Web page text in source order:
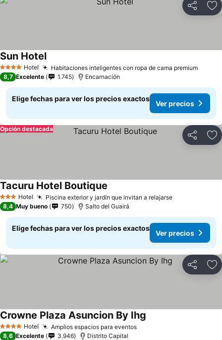
Compartir
4 EstrellasHotel Habitaciones inteligentes con ropa de cama premium
Sun Hotel
8,7 Excelente 1.745 Encarnación
Elige fechas para ver los precios exactos
Ver precios
Compartir
Opción destacada
3 Estrellas
Hotel Piscina exterior y jardín que invitan a relajarse
Tacuru Hotel Boutique
8,4 Muy bueno 750 Salto del Guairá
Elige fechas para ver los precios exactos
Ver precios
Compartir
4 EstrellasHotel Amplios espacios para eventos
Crowne Plaza Asuncion By Ihg
8,6 Excelente 3.946 Distrito Capital